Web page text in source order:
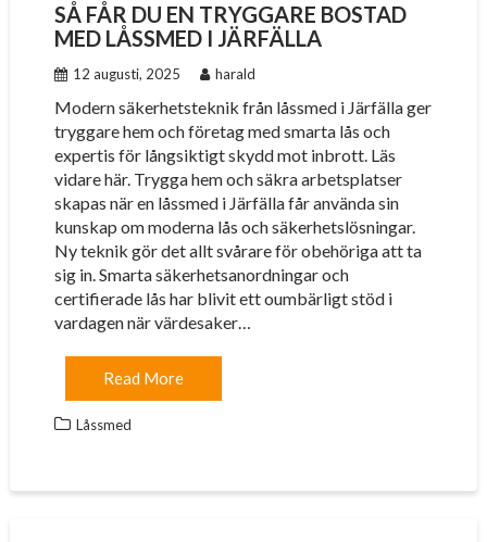
SÅ FÅR DU EN TRYGGARE BOSTAD
MED LÅSSMED I JÄRFÄLLA
12 augusti, 2025 harald
Modern säkerhetsteknik från låssmed i Järfälla ger
tryggare hem och företag med smarta lås och
expertis för långsiktigt skydd mot inbrott. Läs
vidare här. Trygga hem och säkra arbetsplatser
skapas när en låssmed i Järfälla får använda sin
kunskap om moderna lås och säkerhetslösningar.
Ny teknik gör det allt svårare för obehöriga att ta
sig in. Smarta säkerhetsanordningar och
certifierade lås har blivit ett oumbärligt stöd i
vardagen när värdesaker…
Read More
Låssmed